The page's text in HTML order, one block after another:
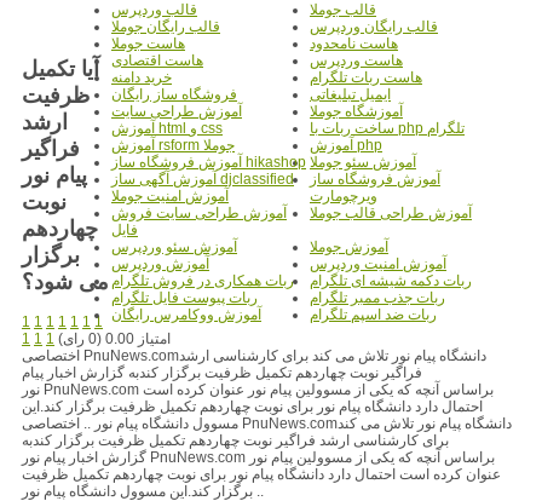
قالب جوملا
قالب وردپرس
قالب رایگان وردپرس
قالب رایگان جوملا
هاست نامحدود
هاست جوملا
هاست وردپرس
هاست اقتصادی
هاست ربات تلگرام
خرید دامنه
ایمیل تبلیغاتی
فروشگاه ساز رایگان
آموزشگاه جوملا
آموزش طراحی سایت
ساخت ربات با php تلگرام
آموزش html و css
آموزش php
آموزش rsform جوملا
آموزش سئو جوملا آموزش فروشگاه ساز hikashop
آموزش فروشگاه ساز
ویرچومارت
آموزش آگهی ساز djclassified
آموزش امنیت جوملا
آموزش طراحی قالب جوملا
آموزش طراحی سایت فروش
فایل
آموزش جوملا
آموزش سئو وردپرس
آموزش امنیت وردپرس
آموزش وردپرس
ربات دکمه شیشه ای تلگرام
ربات همکاری در فروش تلگرام
ربات جذب ممبر تلگرام
ربات پیوست فایل تلگرام
ربات ضد اسپم تلگرام
آموزش ووکامرس رایگان
آیا تکمیل
ظرفیت
ارشد
فراگیر
پیام نور
نوبت
چهاردهم
برگزار
می شود؟
1 1 1 1 1 1 1
1 1 1
امتیاز 0.00 (0 رای)
اختصاصی PnuNews.comدانشگاه پیام نور تلاش می کند برای کارشناسی ارشد
فراگیر نوبت چهاردهم تکمیل ظرفیت برگزار کندبه گزارش اخبار پیام
نور PnuNews.com براساس آنچه که یکی از مسوولین پیام نور عنوان کرده است
احتمال دارد دانشگاه پیام نور برای نوبت چهاردهم تکمیل ظرفیت برگزار کند.این
مسوول دانشگاه پیام نور .. اختصاصی PnuNews.comدانشگاه پیام نور تلاش می کند
برای کارشناسی ارشد فراگیر نوبت چهاردهم تکمیل ظرفیت برگزار کندبه
گزارش اخبار پیام نور PnuNews.com براساس آنچه که یکی از مسوولین پیام نور
عنوان کرده است احتمال دارد دانشگاه پیام نور برای نوبت چهاردهم تکمیل ظرفیت
برگزار کند.این مسوول دانشگاه پیام نور ..